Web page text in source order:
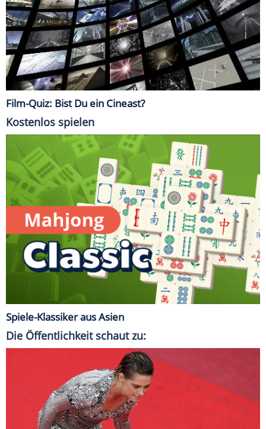
Film-Quiz: Bist Du ein Cineast?
Kostenlos spielen
Spiele-Klassiker aus Asien
Die Öffentlichkeit schaut zu: